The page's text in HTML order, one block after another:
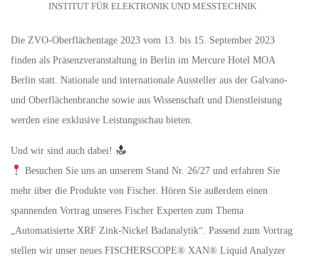
INSTITUT FÜR ELEKTRONIK UND MESSTECHNIK
Die ZVO-Oberflächentage 2023 vom 13. bis 15. September 2023
finden als Präsenzveranstaltung in Berlin im Mercure Hotel MOA
Berlin statt. Nationale und internationale Aussteller aus der Galvano-
und Oberflächenbranche sowie aus Wissenschaft und Dienstleistung
werden eine exklusive Leistungsschau bieten.
Und wir sind auch dabei!
Besuchen Sie uns an unserem Stand Nr. 26/27 und erfahren Sie
mehr über die Produkte von Fischer. Hören Sie außerdem einen
spannenden Vortrag unseres Fischer Experten zum Thema
„Automatisierte XRF Zink-Nickel Badanalytik“. Passend zum Vortrag
stellen wir unser neues FISCHERSCOPE® XAN® Liquid Analyzer